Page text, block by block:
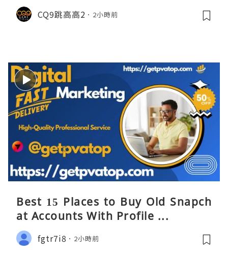
CQ9跳高高2 2小時前
Best 15 Places to Buy Old Snapch
at Accounts With Profile ...
fgtr7i8 2小時前